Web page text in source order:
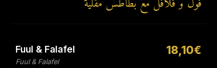
Fuul & Falafel
Fuul & Falafel
18,10€